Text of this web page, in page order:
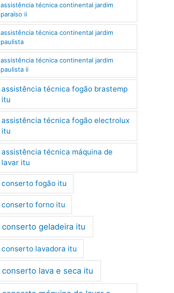
assistência técnica continental jardim
paraíso ii
assistência técnica continental jardim
paulista
assistência técnica continental jardim
paulista ii
assistência técnica fogão brastemp
itu
assistência técnica fogão electrolux
itu
assistência técnica máquina de
lavar itu
conserto fogão itu
conserto forno itu
conserto geladeira itu
conserto lavadora itu
conserto lava e seca itu